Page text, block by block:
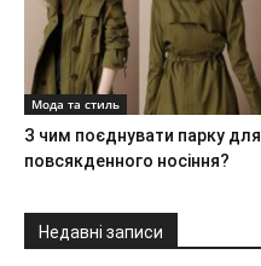
Мода та стиль
З чим поєднувати парку для
повсякденного носіння?
Недавні записи